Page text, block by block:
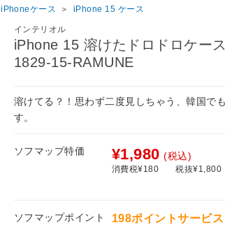
iPhoneケース ＞ iPhone 15 ケース
インテリオル
iPhone 15 溶けたドロドロケー
1829-15-RAMUNE
溶けてる？！思わず二度見しちゃう、韓国で
す。
ソフマップ特価 ¥1,980 (税込)
消費税¥180 税抜¥1,800
ソフマップポイント 198ポイントサービス